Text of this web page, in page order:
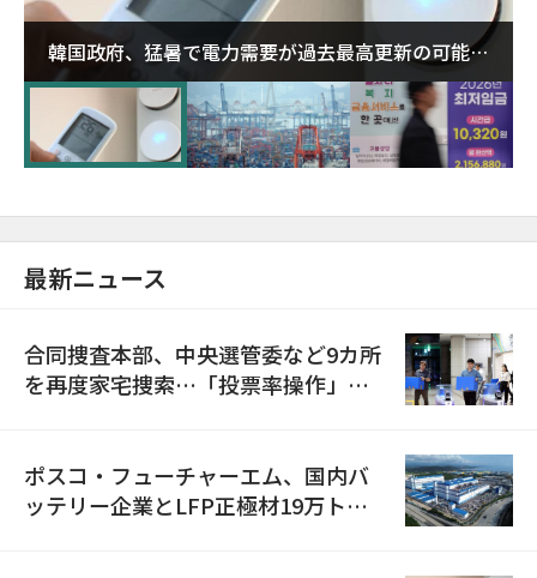
韓国政府、猛暑で電力需要が過去最高更新の可能性
に需給対応体制を点検
最新ニュース
合同捜査本部、中央選管委など9カ所
を再度家宅捜索…「投票率操作」の
ポスコ・フューチャーエム、国内バ
ッテリー企業とLFP正極材19万トン